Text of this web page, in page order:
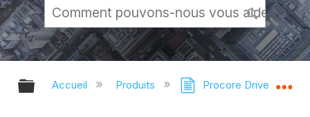
Développer/réduire la hiérarchie
Accueil Produits Procore Drive